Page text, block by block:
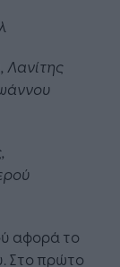
Λανίτης
αφορά το
Στο πρώτο